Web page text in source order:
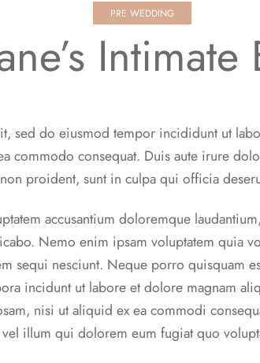
PRE WEDDING
sed do eiusmod tempor incididunt ut
commodo consequat. Duis aute irure
proident, sunt in culpa qui officia
accusantium doloremque
Nemo enim ipsam voluptatem quia
sequi nesciunt. Neque porro quisquam
incidunt ut labore et dolore magnam
nisi ut aliquid ex ea commodi
illum qui dolorem eum fugiat quo